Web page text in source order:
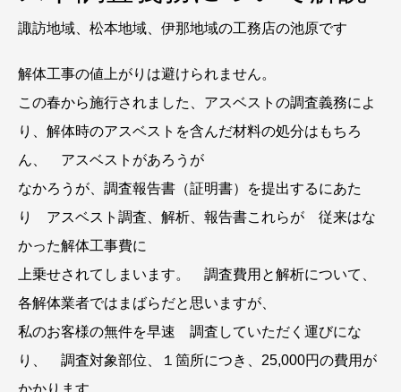
諏訪地域、松本地域、伊那地域の工務店の池原です
解体工事の値上がりは避けられません。
この春から施行されました、アスベストの調査義務によ
り、解体時のアスベストを含んだ材料の処分はもちろ
ん、 アスベストがあろうが
なかろうが、調査報告書（証明書）を提出するにあた
り アスベスト調査、解析、報告書これらが 従来はな
かった解体工事費に
上乗せされてしまいます。 調査費用と解析について、
各解体業者ではまばらだと思いますが、
私のお客様の無件を早速 調査していただく運びにな
り、 調査対象部位、１箇所につき、25,000円の費用が
かかります。